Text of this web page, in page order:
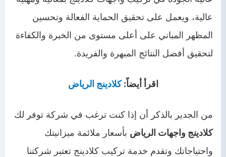
عالية، ويعمل على تحقيق الحماية الفعالة وتحسين
المظهر المباني على أعلى مستوى من الخبرة والكفاءة
لتحقيق أفضل النتائج المبهرة والفريدة.
اقرأ أيضاً:كلادينج الرياض
من الجدير بالذكر أن إذا كنت ترغب في شركة توفر لك
كلادينج واجهات الرياض بأسعار ملائمة ميزانيتك
واحتياجاتك وتقدم خدمة تركيب كلادينج تعتبر شركتنا